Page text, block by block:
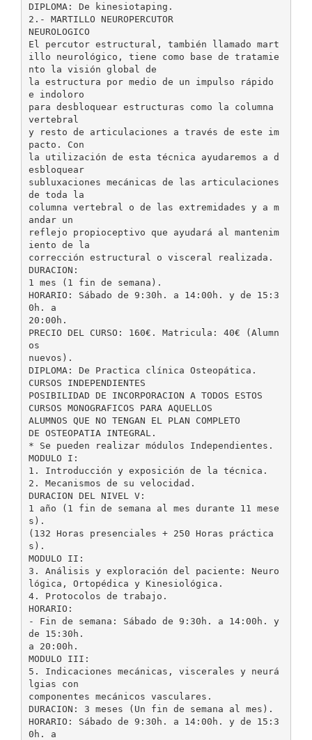
DIPLOMA: De kinesiotaping.
2.- MARTILLO NEUROPERCUTOR
NEUROLOGICO
El percutor estructural, también llamado mart
illo neurológico, tiene como base de tratamie
nto la visión global de
la estructura por medio de un impulso rápido
e indoloro
para desbloquear estructuras como la columna
vertebral
y resto de articulaciones a través de este im
pacto. Con
la utilización de esta técnica ayudaremos a d
esbloquear
subluxaciones mecánicas de las articulaciones
de toda la
columna vertebral o de las extremidades y a m
andar un
reflejo propioceptivo que ayudará al mantenim
iento de la
corrección estructural o visceral realizada.
DURACION:
1 mes (1 fin de semana).
HORARIO: Sábado de 9:30h. a 14:00h. y de 15:3
0h. a
20:00h.
PRECIO DEL CURSO: 160€. Matricula: 40€ (Alumn
os
nuevos).
DIPLOMA: De Practica clínica Osteopática.
CURSOS INDEPENDIENTES
POSIBILIDAD DE INCORPORACION A TODOS ESTOS
CURSOS MONOGRAFICOS PARA AQUELLOS
ALUMNOS QUE NO TENGAN EL PLAN COMPLETO
DE OSTEOPATIA INTEGRAL.
* Se pueden realizar módulos Independientes.
MODULO I:
1. Introducción y exposición de la técnica.
2. Mecanismos de su velocidad.
DURACION DEL NIVEL V:
1 año (1 fin de semana al mes durante 11 mese
s).
(132 Horas presenciales + 250 Horas práctica
s).
MODULO II:
3. Análisis y exploración del paciente: Neuro
lógica, Ortopédica y Kinesiológica.
4. Protocolos de trabajo.
HORARIO:
- Fin de semana: Sábado de 9:30h. a 14:00h. y
de 15:30h.
a 20:00h.
MODULO III:
5. Indicaciones mecánicas, viscerales y neurá
lgias con
componentes mecánicos vasculares.
DURACION: 3 meses (Un fin de semana al mes).
HORARIO: Sábado de 9:30h. a 14:00h. y de 15:3
0h. a